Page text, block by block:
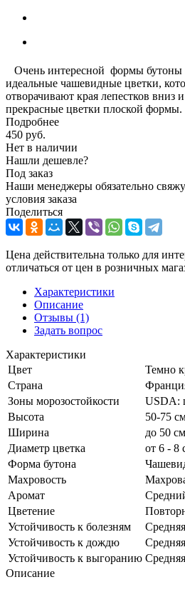
Очень интересной формы бутоны
идеальные чашевидные цветки,
отворачивают края лепестков вниз
прекрасные цветки плоской формы.
Подробнее
450 руб.
Нет в наличии
Нашли дешевле?
Под заказ
Наши менеджеры обязательно
условия заказа
Поделиться
Цена действительна только для
отличаться от цен в розничных
Характеристики
Описание
Отзывы (1)
Задать вопрос
Характеристики
Цвет
Темно
Страна
Зоны морозостойкости
USDA:
Высота
50-75
Ширина
до 50 см
Диаметр цветка
от 6 - 8
Форма бутона
Махровость
Аромат
Цветение
Устойчивость к болезням
Средняя
Устойчивость к дождю
Средняя
Устойчивость к выгоранию Средняя
Описание